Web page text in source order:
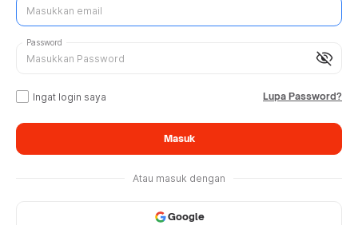
visibility_off
Password
Ingat login saya Lupa Password?
Masuk
Atau masuk dengan
Google